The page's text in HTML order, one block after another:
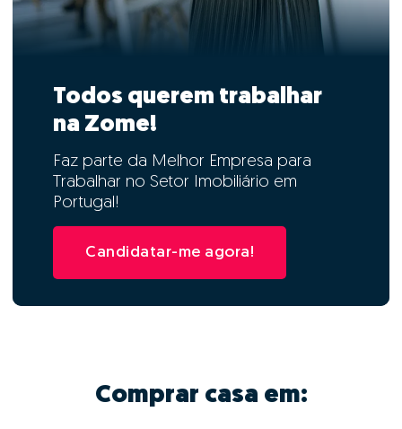
Todos querem trabalhar
na Zome!
Faz parte da Melhor Empresa para
Trabalhar no Setor Imobiliário em
Portugal!
Candidatar-me agora!
Comprar casa em: